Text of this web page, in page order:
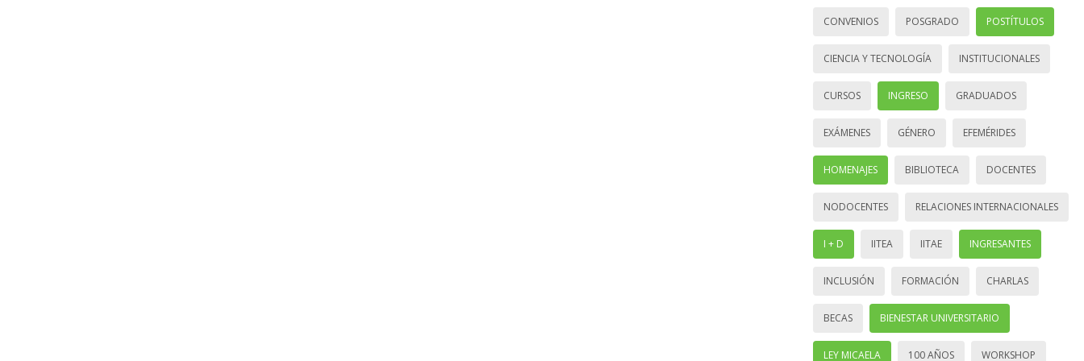
CONVENIOS POSGRADO POSTÍTULOS
CIENCIA Y TECNOLOGÍA INSTITUCIONALES
CURSOS INGRESO GRADUADOS
EXÁMENES GÉNERO EFEMÉRIDES
HOMENAJES BIBLIOTECA DOCENTES
NODOCENTES RELACIONES INTERNACIONALES
I + D IITEA IITAE INGRESANTES
INCLUSIÓN FORMACIÓN CHARLAS
BECAS BIENESTAR UNIVERSITARIO
LEY MICAELA 100 AÑOS WORKSHOP